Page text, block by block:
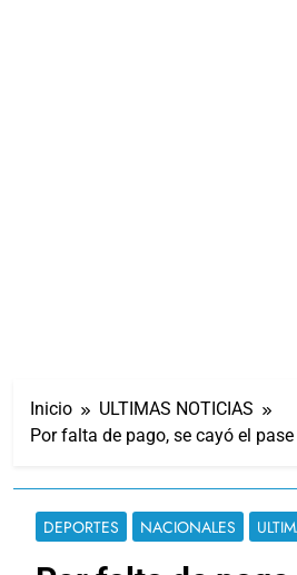
Inicio
ULTIMAS NOTICIAS
Por falta de pago, se cayó el
DEPORTES NACIONALES